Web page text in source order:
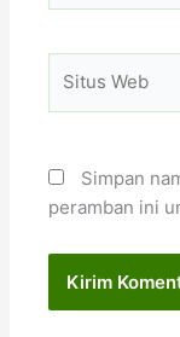
Web
Simpan
peramban ini